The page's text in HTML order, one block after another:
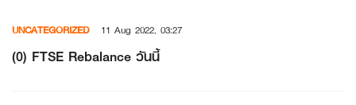
content
UNCATEGORIZED 11 Aug 2022, 03:27
(0) FTSE Rebalance วันนี้